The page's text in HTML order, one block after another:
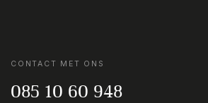
CONTACT MET ONS
085 10 60 948